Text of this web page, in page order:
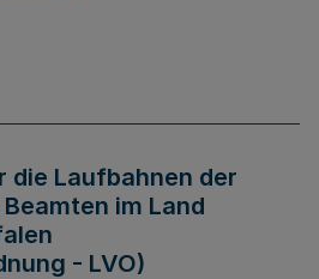
die Laufbahnen der
im Land
- LVO)